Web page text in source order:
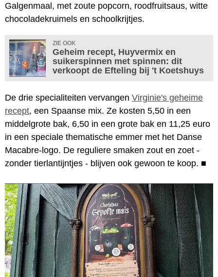
Galgenmaal, met zoute popcorn, roodfruitsaus, witte
chocoladekruimels en schoolkrijtjes.
ZIE OOK
Geheim recept, Huyvermix en
suikerspinnen met spinnen: dit
verkoopt de Efteling bij 't Koetshuys
De drie specialiteiten vervangen Virginie's geheime
recept, een Spaanse mix. Ze kosten 5,50 in een
middelgrote bak, 6,50 in een grote bak en 11,25 euro
in een speciale thematische emmer met het Danse
Macabre-logo. De reguliere smaken zout en zoet -
zonder tierlantijntjes - blijven ook gewoon te koop. ■